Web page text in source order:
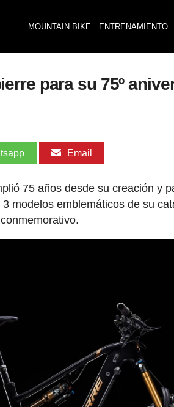
MOUNTAIN BIKE ENTRENAMIENTO
para su 75º
Email
75 años desde su creación y
modelos emblemáticos de su